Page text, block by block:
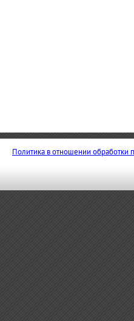
Политика в отношении обработки